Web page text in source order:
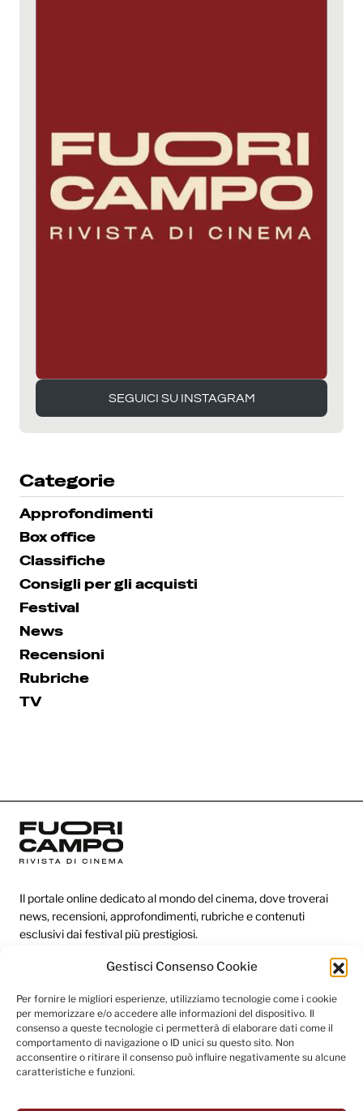
Gestisci Consenso Cookie
Per fornire le migliori esperienze, utilizziamo tecnologie come i cookie
per memorizzare e/o accedere alle informazioni del dispositivo. Il
consenso a queste tecnologie ci permetterà di elaborare dati come il
comportamento di navigazione o ID unici su questo sito. Non
acconsentire o ritirare il consenso può influire negativamente su alcune
caratteristiche e funzioni.
SEGUICI SU INSTAGRAM
SEGUICI SU INSTAGRAM
Categorie
Approfondimenti
Box office
Classifiche
Consigli per gli acquisti
Festival
News
Recensioni
Rubriche
TV
Il portale online dedicato al mondo del cinema, dove troverai
news, recensioni, approfondimenti, rubriche e contenuti
esclusivi dai festival più prestigiosi.
Redazione
Categorie
Link utili